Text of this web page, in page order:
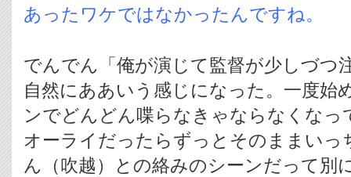
あったワケではなかったんですね。
でんでん「俺が演じて監督が少しづつ
自然にああいう感じになった。一度始
ンでどんどん喋らなきゃならなくなっ
オーライだったらずっとそのままいっ
ん（吹越）との絡みのシーンだって別